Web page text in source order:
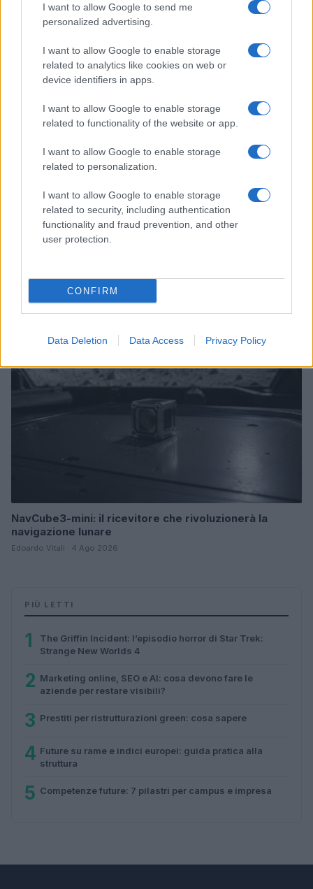
I want to allow Google to send me
personalized advertising.
I want to allow Google to enable storage
related to analytics like cookies on web or
device identifiers in apps.
I want to allow Google to enable storage
related to functionality of the website or app.
I want to allow Google to enable storage
related to personalization.
I want to allow Google to enable storage
related to security, including authentication
functionality and fraud prevention, and other
user protection.
CONFIRM
Data Deletion Data Access Privacy Policy
Disarmo di Hamas e ritiro da Gaza: le tensioni tra
Israele e Trump
FUTURE
green e deep tech
Andrea Innocenti · 5 Ago 2026
NavCube3-mini: il ricevitore che rivoluzionerà la
navigazione lunare
Edoardo Vitali · 4 Ago 2026
PIÙ LETTI
1
The Griffin Incident: l’episodio horror di Star Trek:
Strange New Worlds 4
2 Marketing online, SEO e AI: cosa devono fare le
aziende per restare visibili?
3 Prestiti per ristrutturazioni green: cosa sapere
4 Future su rame e indici europei: guida pratica alla
struttura
5 Competenze future: 7 pilastri per campus e impresa